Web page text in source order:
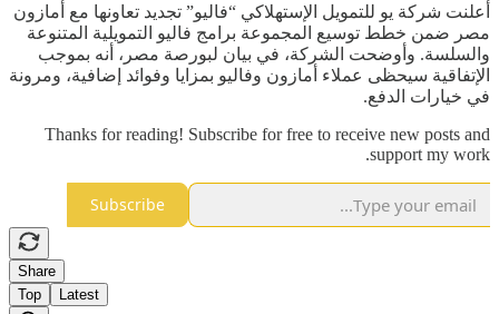
أعلنت شركة يو للتمويل الإستهلاكي “فاليو” تجديد تعاونها مع أمازون
مصر ضمن خطط توسيع المجموعة برامج فاليو التمويلية المتنوعة
والسلسة. وأوضحت الشركة، في بيان لبورصة مصر، أنه بموجب
الإتفاقية سيحظى عملاء أمازون وفاليو بمزايا وفوائد إضافية، ومرونة
في خيارات الدفع.
Thanks for reading! Subscribe for free to receive new posts and
support my work.
Subscribe
Share
Top
Latest